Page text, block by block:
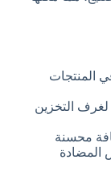
المنتجات
التخزين
محسنة
المضادة